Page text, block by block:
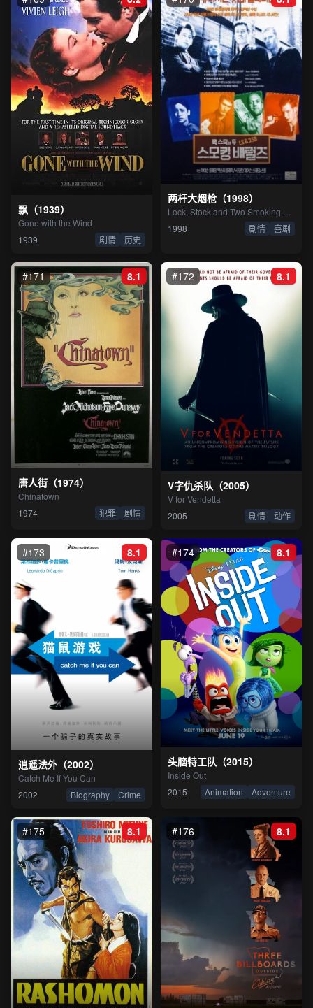
飘（1939）
Gone with the Wind
1939
剧情 历史
两杆大烟枪（1998）
1998
剧情 喜剧
8.1
#171
唐人街（1974）
Chinatown
1974
犯罪 剧情
8.1
#172
V字仇杀队（2005）
V for Vendetta
2005
剧情 动作
8.1
#173
逍遥法外（2002）
Catch Me If You Can
2002
Biography Crime
8.1
#174
头脑特工队（2015）
Inside Out
2015
Animation Adventure
8.1
#175 8.1
#176